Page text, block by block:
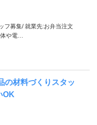
フ募集/ 就業先:お弁当注文
や電…
の材料づくりスタッ
OK